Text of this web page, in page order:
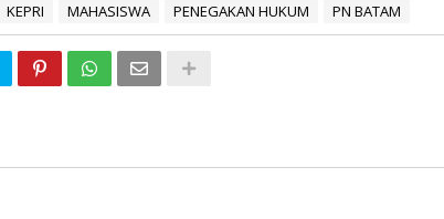
KEPRI MAHASISWA PENEGAKAN HUKUM PN BATAM